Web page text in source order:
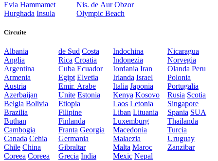
Evia Hammamet
Hurghada Insula
Nis. de Aur Obzor
Olympic Beach
Circuite
Albania
Anglia
Argentina
Armenia
Austria
Azerbaijan
Belgia Bolivia
Brazilia
Buthan
Cambogia
Canada Cehia
Chile China
Coreea Coreea
de Sud Costa
Rica Croatia
Cuba Ecuador
Egipt Elvetia
Emir. Arabe
Unite Estonia
Etiopia
Filipine
Finlanda
Franta Georgia
Germania
Gibraltar
Grecia India
Indochina
Indonezia
Iordania Iran
Irlanda Israel
Italia Japonia
Kenya Kosovo
Laos Letonia
Liban Lituania
Luxemburg
Macedonia
Malaezia
Malta Maroc
Mexic Nepal
Nicaragua
Norvegia
Olanda Peru
Polonia
Portugalia
Rusia Scotia
Singapore
Spania SUA
Thailanda
Turcia
Uruguay
Zanzibar